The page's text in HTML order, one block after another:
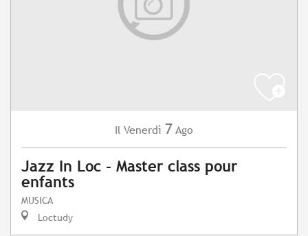
Il Venerdì 7 Ago
Jazz In Loc - Master class pour
enfants
MUSICA
Loctudy